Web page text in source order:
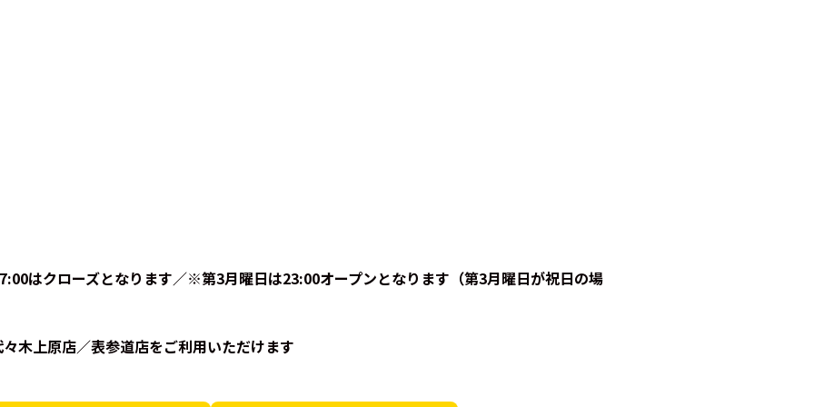
はクローズとなります／※第3月曜日は23:00オープンとなります（第3月曜日が祝日の場
木上原店／表参道店をご利用いただけます